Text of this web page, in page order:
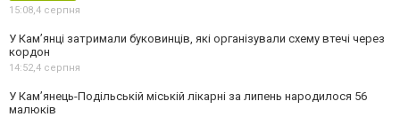
15:08,4 серпня
У Кам’янці затримали буковинців, які організували схему втечі через
кордон
14:52,4 серпня
У Кам’янець-Подільській міській лікарні за липень народилося 56
малюків